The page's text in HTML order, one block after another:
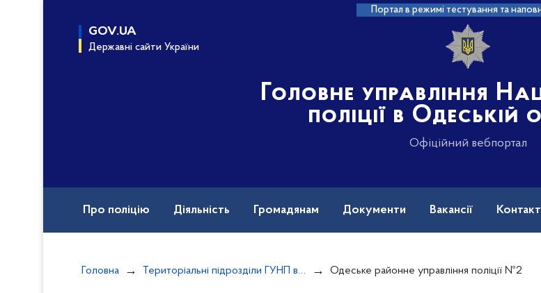
Портал в режимі тестування та
GOV.UA
Державні сайти України
Головне управління
поліції в Одеській
Офіційний вебпортал
Про поліцію Діяльність Громадянам Документи Вакансії
Головна Територіальні підрозділи ГУНП в Одеській області Одеське районне управління поліції №2